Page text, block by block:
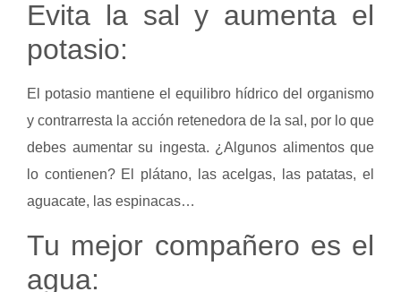
Evita la sal y aumenta el
potasio:
El potasio mantiene el equilibro hídrico del organismo
y contrarresta la acción retenedora de la sal, por lo que
debes aumentar su ingesta. ¿Algunos alimentos que
lo contienen? El plátano, las acelgas, las patatas, el
aguacate, las espinacas…
Tu mejor compañero es el
agua: